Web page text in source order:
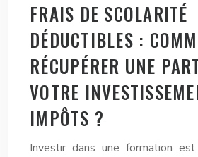
FRAIS DE SCOLARITÉ
DÉDUCTIBLES :
RÉCUPÉRER UNE
VOTRE
IMPÔTS ?
Investir dans une formation